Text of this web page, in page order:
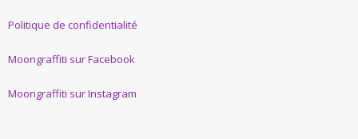
Politique de confidentialité
Moongraffiti sur Facebook
Moongraffiti sur Instagram